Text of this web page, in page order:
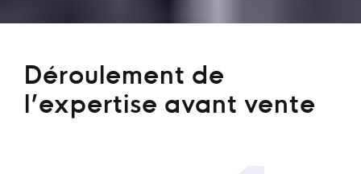
Déroulement de
l’expertise avant vente